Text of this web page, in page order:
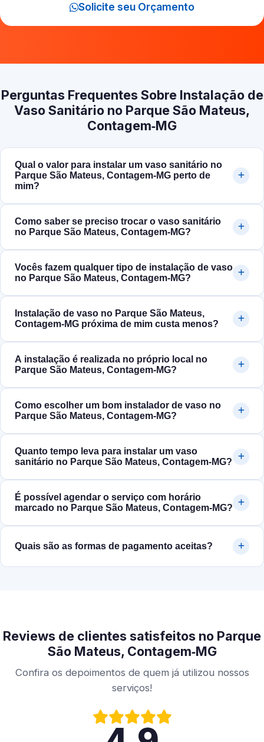
Solicite seu Orçamento
Perguntas Frequentes Sobre Instalação de
Vaso Sanitário no Parque São Mateus,
Contagem‑MG
Qual o valor para instalar um vaso sanitário no
Parque São Mateus, Contagem‑MG perto de
mim?
Como saber se preciso trocar o vaso sanitário
no Parque São Mateus, Contagem‑MG?
Vocês fazem qualquer tipo de instalação de vaso
no Parque São Mateus, Contagem‑MG?
Instalação de vaso no Parque São Mateus,
Contagem‑MG próxima de mim custa menos?
A instalação é realizada no próprio local no
Parque São Mateus, Contagem‑MG?
Como escolher um bom instalador de vaso no
Parque São Mateus, Contagem‑MG?
Quanto tempo leva para instalar um vaso
sanitário no Parque São Mateus, Contagem‑MG?
É possível agendar o serviço com horário
marcado no Parque São Mateus, Contagem‑MG?
Quais são as formas de pagamento aceitas?
Reviews de clientes satisfeitos no Parque
São Mateus, Contagem‑MG
Confira os depoimentos de quem já utilizou nossos
serviços!